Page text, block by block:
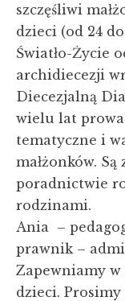
szczęśliwi
dzieci (od 24
Światło-Życie
archidiecezji
Diecezjalną
wielu lat
tematyczne i
małżonków.
poradnictwie
rodzinami.
Ania –
prawnik –
Zapewniamy w
dzieci. Prosimy